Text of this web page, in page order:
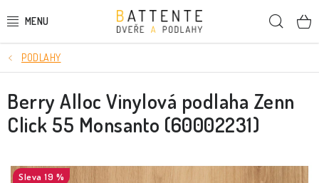
na
DVEŘE
SMRKOVÉ DVEŘE
PODLAHY
LIŠTY A DEKORAČNÍ PRVKY
PODLAHY
Berry Alloc Vinylová podlaha Zenn
Click 55 Monsanto (60002231)
19 %